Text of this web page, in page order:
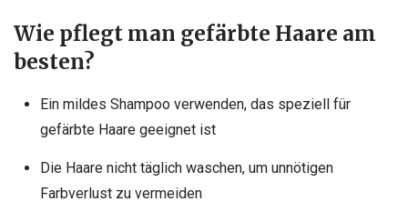
Wie pflegt man gefärbte Haare am
besten?
Ein mildes Shampoo verwenden, das speziell für
gefärbte Haare geeignet ist
Die Haare nicht täglich waschen, um unnötigen
Farbverlust zu vermeiden